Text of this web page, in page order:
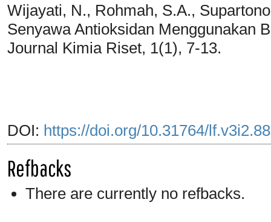
Wijayati, N., Rohmah, S.A.,
Senyawa Antioksidan Menggunakan
Journal Kimia Riset, 1(1), 7-13.
DOI: https://doi.org/10.31764/
Refbacks
There are currently no refbacks.